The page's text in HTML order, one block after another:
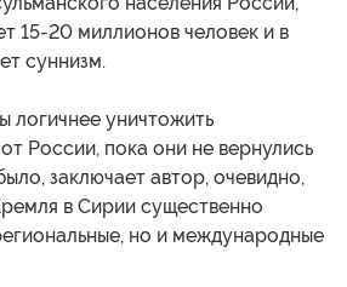
15-20 миллионов человек и в
суннизм.
логичнее уничтожить
России, пока они не вернулись
заключает автор, очевидно,
в Сирии существенно
но и международные